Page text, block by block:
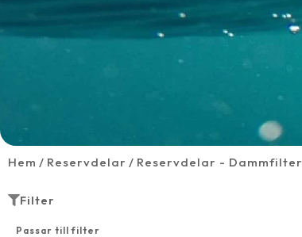
Hem Reservdelar Reservdelar - Dammfilter
Filter
Passar till filter